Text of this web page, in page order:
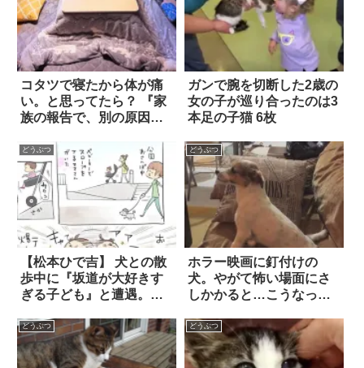
コタツで寝たから体が痛
い。と思ってたら？ 『家
族の報告で、別の原因が
ガンで腕を切断した2歳の
女の子が巡り合ったのは3
本足の子猫 6枚
どうぶつ
【松本ひで吉】 犬との散
歩中に『坂道が大好きす
ぎる子ども』と遭遇。見
くなってしまった
どうぶつ
ホラー映画に釘付けの
犬。やがて怖い場面にさ
しかかると…こうなっち
どうぶつ どうぶつ